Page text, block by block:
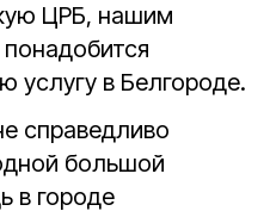
ЦРБ, нашим
услугу в Белгороде.
справедливо
большой
в городе